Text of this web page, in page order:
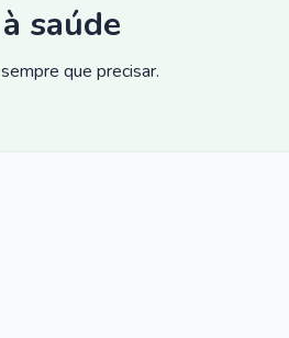
saúde
que precisar.